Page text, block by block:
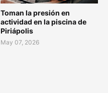
Toman la presión en
actividad en la piscina de
Piriápolis
May 07, 2026